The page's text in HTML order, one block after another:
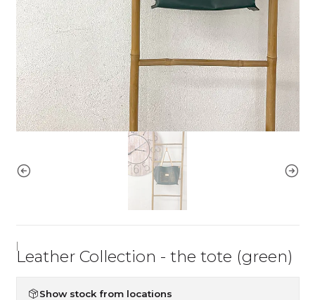
|
Leather Collection - the tote (green)
Show stock from locations